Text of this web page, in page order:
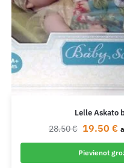
Lelle Askato
28.50€ 19.50 €
Pievienot